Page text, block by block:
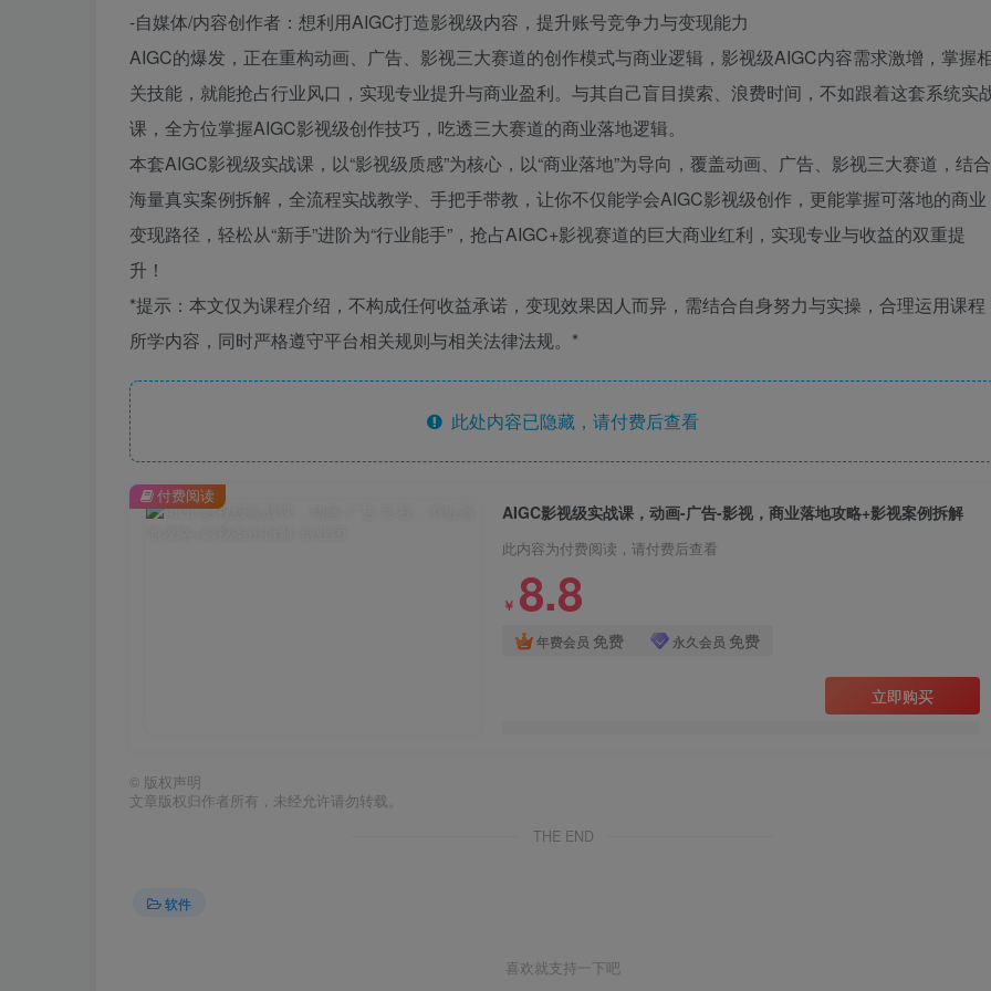
-自媒体/内容创作者：想利用AIGC打造影视级内容，提升账号竞争力与变现能力
AIGC的爆发，正在重构动画、广告、影视三大赛道的创作模式与商业逻辑，影视级AIGC内容需求激增，掌握
关技能，就能抢占行业风口，实现专业提升与商业盈利。与其自己盲目摸索、浪费时间，不如跟着这套系统实
课，全方位掌握AIGC影视级创作技巧，吃透三大赛道的商业落地逻辑。
本套AIGC影视级实战课，以“影视级质感”为核心，以“商业落地”为导向，覆盖动画、广告、影视三大赛道，结合
海量真实案例拆解，全流程实战教学、手把手带教，让你不仅能学会AIGC影视级创作，更能掌握可落地的商业
变现路径，轻松从“新手”进阶为“行业能手”，抢占AIGC+影视赛道的巨大商业红利，实现专业与收益的双重提
升！
*提示：本文仅为课程介绍，不构成任何收益承诺，变现效果因人而异，需结合自身努力与实操，合理运用课程
所学内容，同时严格遵守平台相关规则与相关法律法规。*
此处内容已隐藏，请付费后查看
AIGC影视级实战课，动画-广告-影视，​商业落地攻略+影视案例拆解
此内容为付费阅读，请付费后查看
￥ 8.8
年费会员 免费 永久会员 免费
立即购买
付费阅读
© 版权声明
文章版权归作者所有，未经允许请勿转载。
THE END
软件
喜欢就支持一下吧